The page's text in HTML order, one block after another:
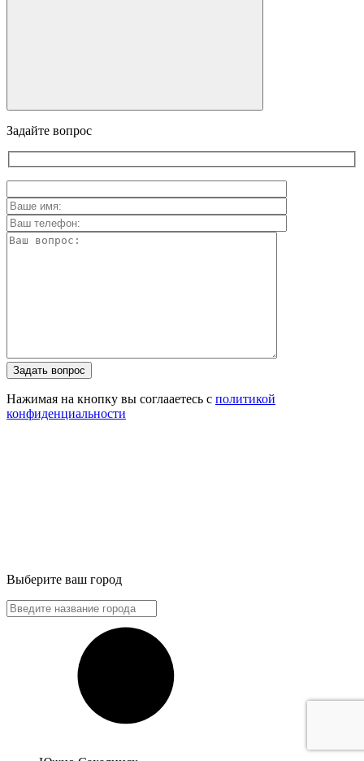
Задайте вопрос
Задать вопрос
Нажимая на кнопку вы соглааетесь с политикой
конфиденциальности
Выберите ваш город